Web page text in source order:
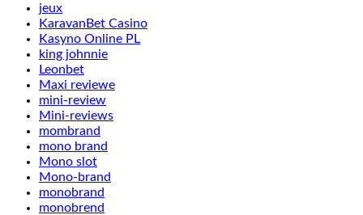
jeux
KaravanBet Casino
Kasyno Online PL
king johnnie
Leonbet
Maxi reviewe
mini-review
Mini-reviews
mombrand
mono brand
Mono slot
Mono-brand
monobrand
monobrend